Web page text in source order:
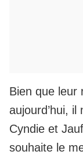
Bien que leur
aujourd’hui, il
Cyndie et
souhaite le